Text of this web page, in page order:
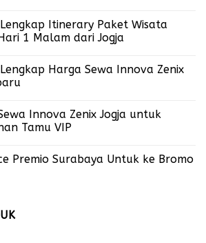
Itinerary Paket Wisata
1 Malam dari Jogja
Harga Sewa Innova Zenix
Innova Zenix Jogja untuk
Tamu VIP
Premio Surabaya Untuk ke Bromo